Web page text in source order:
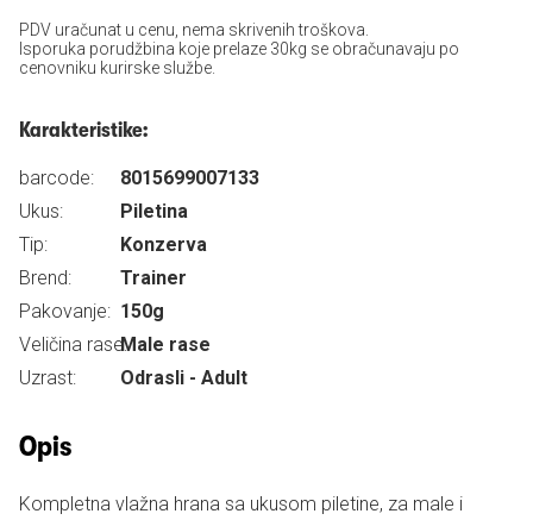
PDV uračunat u cenu, nema skrivenih troškova.
Isporuka porudžbina koje prelaze 30kg se obračunavaju po
cenovniku kurirske službe.
Karakteristike:
barcode:
8015699007133
Ukus:
Piletina
Tip:
Konzerva
Brend:
Trainer
Pakovanje: 150g
Veličina rase:Male rase
Uzrast:
Odrasli - Adult
Opis
Kompletna vlažna hrana sa ukusom piletine, za male i